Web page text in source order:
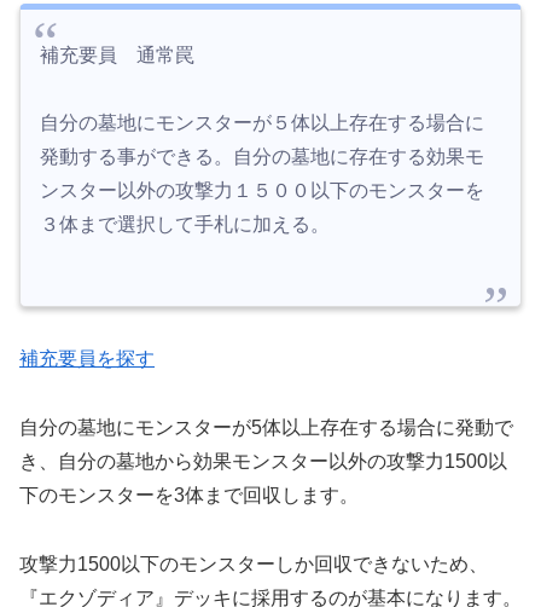
補充要員 通常罠
自分の墓地にモンスターが５体以上存在する場合に
発動する事ができる。自分の墓地に存在する効果モ
ンスター以外の攻撃力１５００以下のモンスターを
３体まで選択して手札に加える。
補充要員を探す
自分の墓地にモンスターが5体以上存在する場合に発動で
き、自分の墓地から効果モンスター以外の攻撃力1500以
下のモンスターを3体まで回収します。
攻撃力1500以下のモンスターしか回収できないため、
『エクゾディア』デッキに採用するのが基本になります。